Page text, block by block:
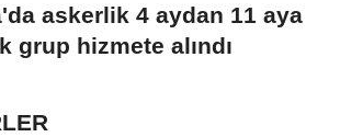
askerlik 4 aydan 11 aya
grup hizmete alındı